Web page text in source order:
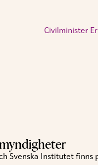
Svenska Institutet